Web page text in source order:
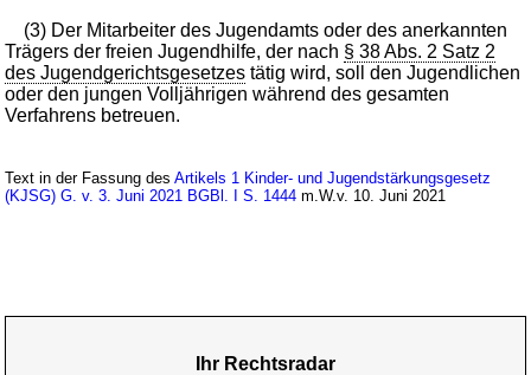
(3) Der Mitarbeiter des Jugendamts oder des anerkannten
Trägers der freien Jugendhilfe, der nach § 38 Abs. 2 Satz 2
des Jugendgerichtsgesetzes tätig wird, soll den Jugendlichen
oder den jungen Volljährigen während des gesamten
Verfahrens betreuen.
Text in der Fassung desArtikels 1 Kinder- und Jugendstärkungsgesetz
(KJSG) G. v. 3. Juni 2021 BGBl. I S. 1444 m.W.v. 10. Juni 2021
Ihr Rechtsradar